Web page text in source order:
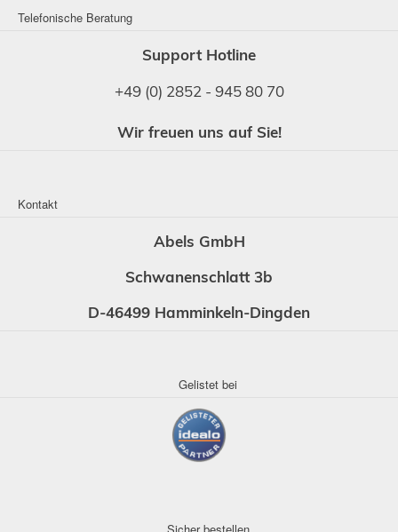
Telefonische Beratung
Support Hotline
+49 (0) 2852 - 945 80 70
Wir freuen uns auf Sie!
Kontakt
Abels GmbH
Schwanenschlatt 3b
D-46499 Hamminkeln-Dingden
Gelistet bei